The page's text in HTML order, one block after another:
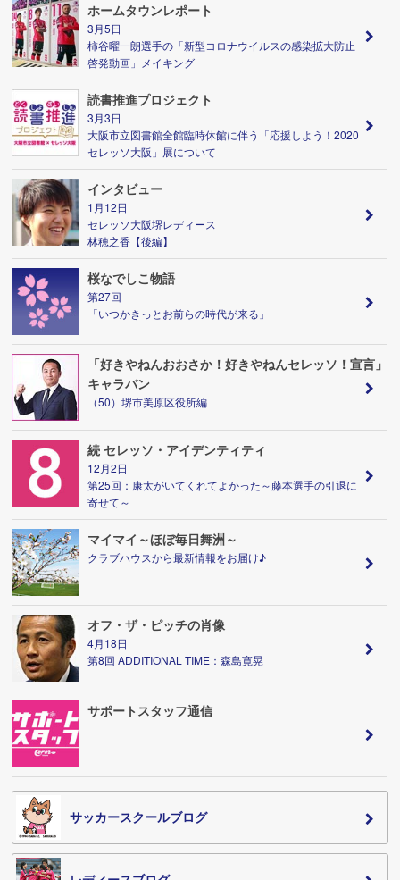
ホームタウンレポート
3月5日
柿谷曜一朗選手の「新型コロナウイルスの感染拡大防止
啓発動画」メイキング
読書推進プロジェクト
3月3日
大阪市立図書館全館臨時休館に伴う「応援しよう！2020
セレッソ大阪」展について
インタビュー
1月12日
セレッソ大阪堺レディース
林穂之香【後編】
桜なでしこ物語
第27回
「いつかきっとお前らの時代が来る」
「好きやねんおおさか！好きやねんセレッソ！宣言」
キャラバン
（50）堺市美原区役所編
続 セレッソ・アイデンティティ
12月2日
第25回：康太がいてくれてよかった～藤本選手の引退に
寄せて～
マイマイ～ほぼ毎日舞洲～
クラブハウスから最新情報をお届け♪
オフ・ザ・ピッチの肖像
4月18日
第8回 ADDITIONAL TIME：森島寛晃
サポートスタッフ通信
サッカースクールブログ